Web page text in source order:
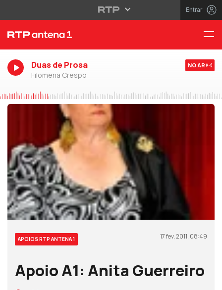
Entrar
Duas de Prosa
Filomena Crespo
NO AR
APOIOS RTP ANTENA 1 17 fev, 2011, 08:49
Apoio A1: Anita Guerreiro